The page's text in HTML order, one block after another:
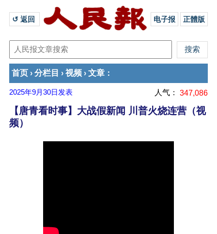
↺ 返回 电子报 正體版
首页 › 分栏目 › 视频 › 文章 ：
2025年9月30日 发表 人气： 347,086
【唐青看时事】大战假新闻 川普火烧连营（视
频）